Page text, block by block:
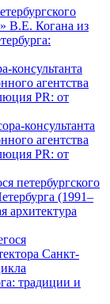
В.Е. Когана из
консультанта
агентства
PR: от
Санкт-
традиции и